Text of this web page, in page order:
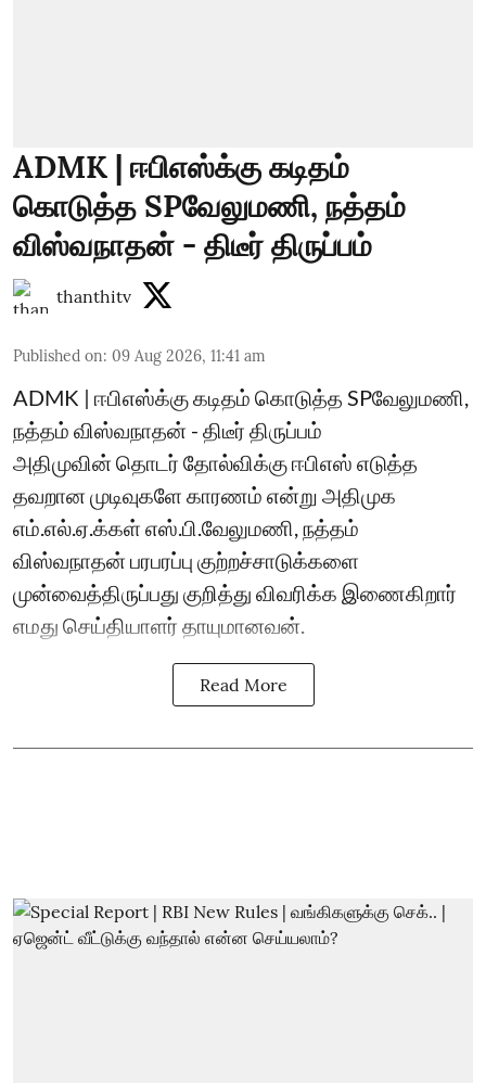
ADMK | ஈபிஎஸ்க்கு கடிதம்
கொடுத்த SPவேலுமணி, நத்தம்
விஸ்வநாதன் - திடீர் திருப்பம்
thanthitv
Published on: 09 Aug 2026, 11:41 am
ADMK | ஈபிஎஸ்க்கு கடிதம் கொடுத்த SPவேலுமணி,
நத்தம் விஸ்வநாதன் - திடீர் திருப்பம்
அதிமுவின் தொடர் தோல்விக்கு ஈபிஎஸ் எடுத்த
தவறான முடிவுகளே காரணம் என்று அதிமுக
எம்.எல்.ஏ.க்கள் எஸ்.பி.வேலுமணி, ந‌த்தம்
விஸ்வநாதன் பரபரப்பு குற்றச்சாடுக்களை
முன்வைத்திருப்பது குறித்து விவரிக்க இணைகிறார்
எமது செய்தியாளர் தாயுமானவன்.
Read More